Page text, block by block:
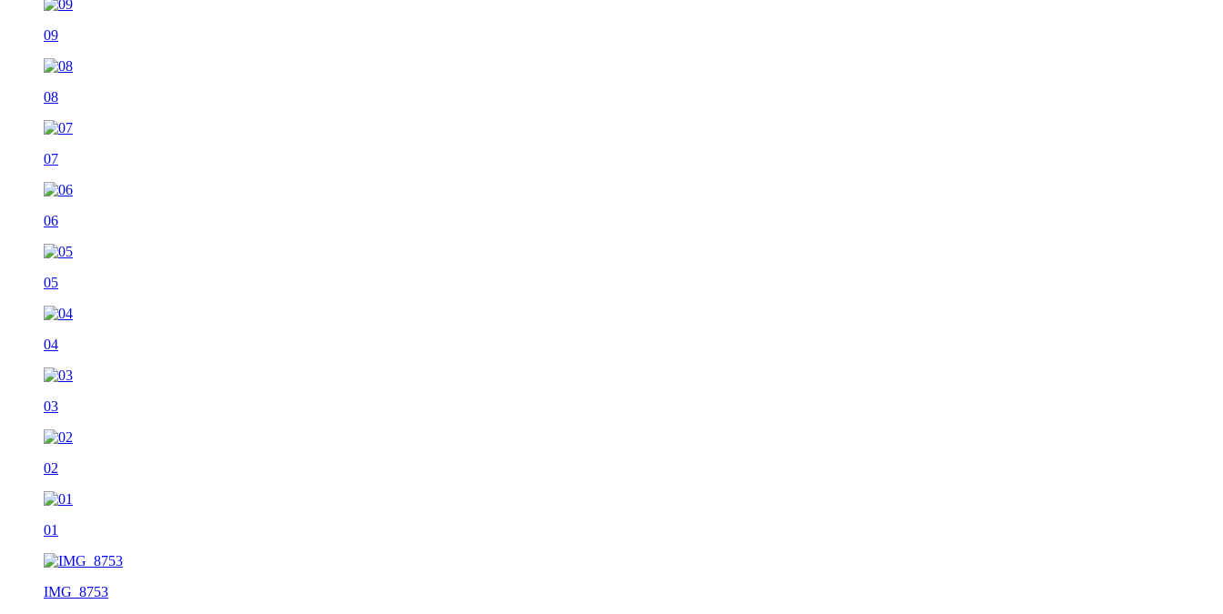
09
08
07
06
05
04
03
02
01
IMG_8753